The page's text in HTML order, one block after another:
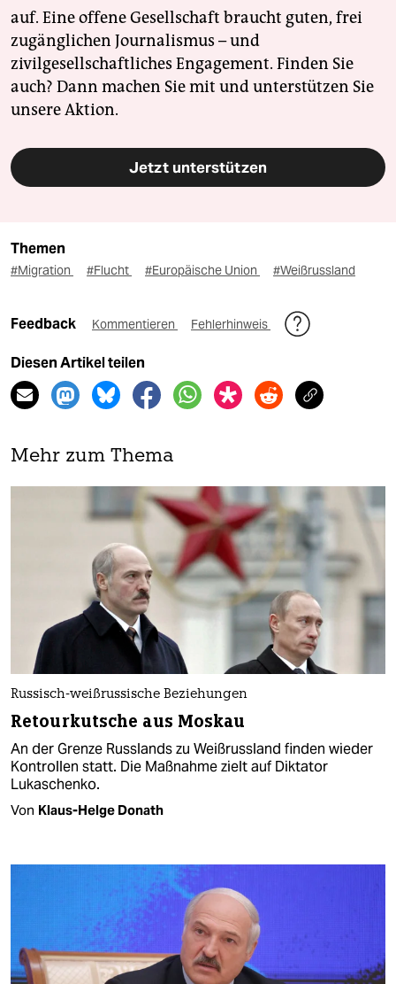
auf. Eine offene Gesellschaft braucht guten, frei
zugänglichen Journalismus – und
zivilgesellschaftliches Engagement. Finden Sie
auch? Dann machen Sie mit und unterstützen Sie
unsere Aktion.
Jetzt unterstützen
Themen
#Migration #Flucht #Europäische Union #Weißrussland
Feedback Kommentieren Fehlerhinweis
Diesen Artikel teilen
Mehr zum Thema
Russisch-weißrussische Beziehungen
Retourkutsche aus Moskau
An der Grenze Russlands zu Weißrussland finden wieder
Kontrollen statt. Die Maßnahme zielt auf Diktator
Lukaschenko.
Von Klaus-Helge Donath